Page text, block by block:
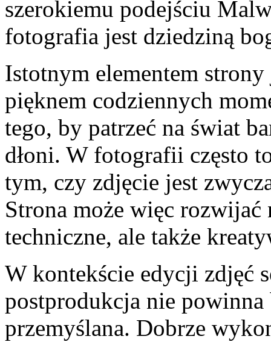
szerokiemu podejściu
fotografia jest dziedziną
Istotnym elementem
pięknem codziennych
tego, by patrzeć na świat
dłoni. W fotografii często
tym, czy zdjęcie jest
Strona może więc
techniczne, ale także
W kontekście edycji zdjęć
postprodukcja nie powinna
przemyślana. Dobrze